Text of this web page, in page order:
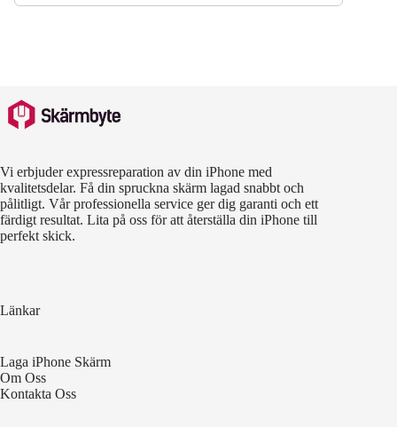
Vi erbjuder expressreparation av din iPhone med
kvalitetsdelar. Få din spruckna skärm lagad snabbt och
pålitligt. Vår professionella service ger dig garanti och ett
färdigt resultat. Lita på oss för att återställa din iPhone till
perfekt skick.
Länkar
Laga iPhone Skärm
Om Oss
Kontakta Oss